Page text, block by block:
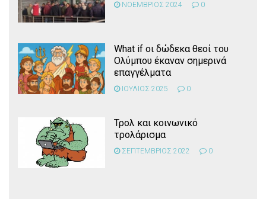
ΝΟΕΜΒΡΙΟΣ 2024 0
What if οι δώδεκα θεοί του
Ολύμπου έκαναν σημερινά
επαγγέλματα
ΙΟΥΛΙΟΣ 2025 0
Τρολ και κοινωνικό
τρολάρισμα
ΣΕΠΤΕΜΒΡΙΟΣ 2022 0